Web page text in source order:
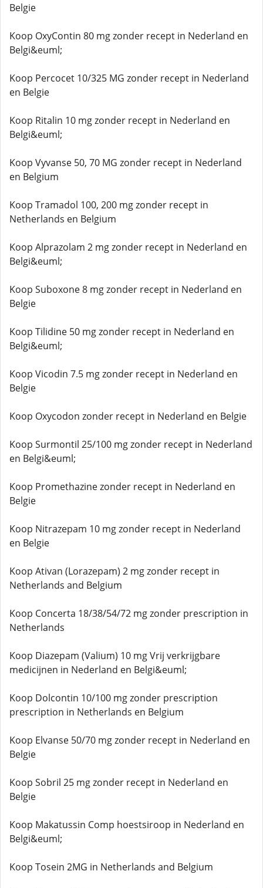
Belgie
Koop OxyContin 80 mg zonder recept in Nederland en
Belgi&euml;
Koop Percocet 10/325 MG zonder recept in Nederland
en Belgie
Koop Ritalin 10 mg zonder recept in Nederland en
Belgi&euml;
Koop Vyvanse 50, 70 MG zonder recept in Nederland
en Belgium
Koop Tramadol 100, 200 mg zonder recept in
Netherlands en Belgium
Koop Alprazolam 2 mg zonder recept in Nederland en
Belgi&euml;
Koop Suboxone 8 mg zonder recept in Nederland en
Belgie
Koop Tilidine 50 mg zonder recept in Nederland en
Belgi&euml;
Koop Vicodin 7.5 mg zonder recept in Nederland en
Belgie
Koop Oxycodon zonder recept in Nederland en Belgie
Koop Surmontil 25/100 mg zonder recept in Nederland
en Belgi&euml;
Koop Promethazine zonder recept in Nederland en
Belgie
Koop Nitrazepam 10 mg zonder recept in Nederland
en Belgie
Koop Ativan (Lorazepam) 2 mg zonder recept in
Netherlands and Belgium
Koop Concerta 18/38/54/72 mg zonder prescription in
Netherlands
Koop Diazepam (Valium) 10 mg Vrij verkrijgbare
medicijnen in Nederland en Belgi&euml;
Koop Dolcontin 10/100 mg zonder prescription
prescription in Netherlands en Belgium
Koop Elvanse 50/70 mg zonder recept in Nederland en
Belgie
Koop Sobril 25 mg zonder recept in Nederland en
Belgie
Koop Makatussin Comp hoestsiroop in Nederland en
Belgi&euml;
Koop Tosein 2MG in Netherlands and Belgium